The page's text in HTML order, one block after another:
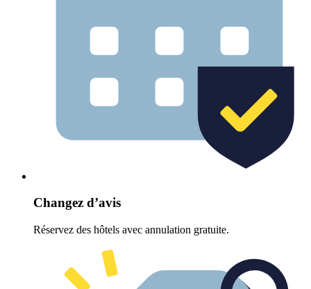
Changez d’avis
Réservez des hôtels avec annulation gratuite.